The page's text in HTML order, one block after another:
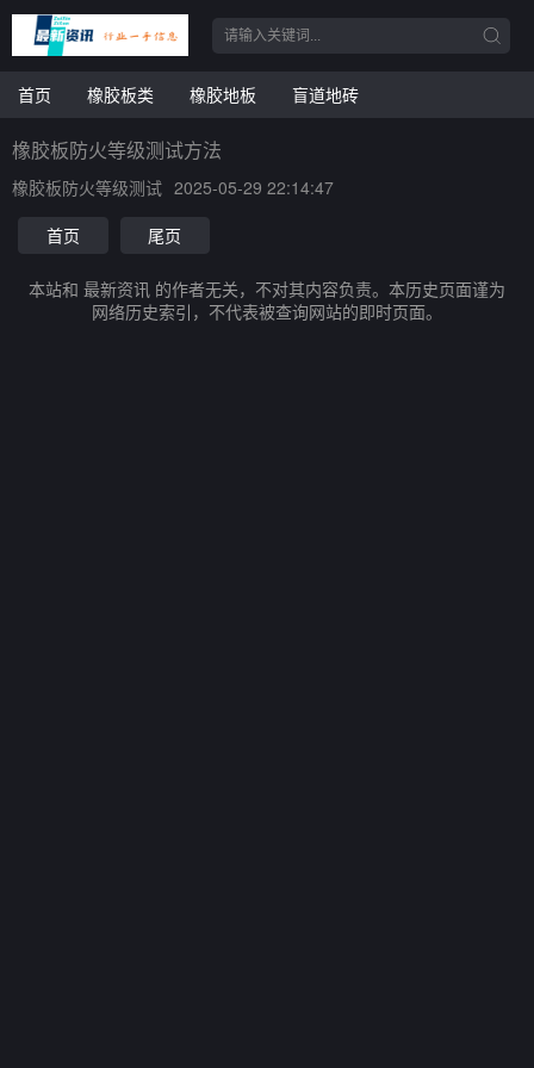
首页 橡胶板类 橡胶地板 盲道地砖
橡胶板防火等级测试方法
橡胶板防火等级测试 2025-05-29 22:14:47
首页
尾页
本站和 最新资讯 的作者无关，不对其内容负责。本历史页面谨为
网络历史索引，不代表被查询网站的即时页面。